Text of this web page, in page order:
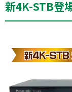
新4K-STB登